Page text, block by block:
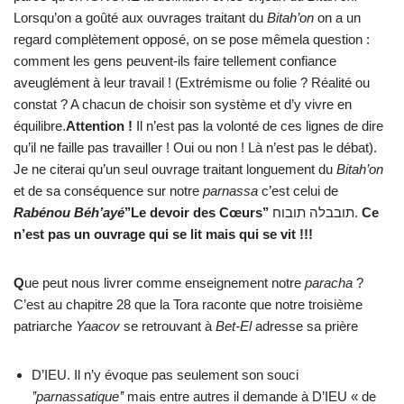
Lorsqu’on a goûté aux ouvrages traitant du Bitah’on on a un
regard complètement opposé, on se pose mêmela question :
comment les gens peuvent-ils faire tellement confiance
aveuglément à leur travail ! (Extrémisme ou folie ? Réalité ou
constat ? A chacun de choisir son système et d’y vivre en
équilibre.Attention ! Il n’est pas la volonté de ces lignes de dire
qu’il ne faille pas travailler ! Oui ou non ! Là n’est pas le débat).
Je ne citerai qu’un seul ouvrage traitant longuement du Bitah’on
et de sa conséquence sur notre parnassa c’est celui de
Rabénou Béh’ayé’’Le devoir des Cœurs’’ תובבלה תובוח. Ce
n’est pas un ouvrage qui se lit mais qui se vit !!!
Que peut nous livrer comme enseignement notre paracha ?
C’est au chapitre 28 que la Tora raconte que notre troisième
patriarche Yaacov se retrouvant à Bet-Eladresse sa prière
D’IEU. Il n’y évoque pas seulement son souci
’’parnassatique’’mais entre autres il demande à D’IEU « de